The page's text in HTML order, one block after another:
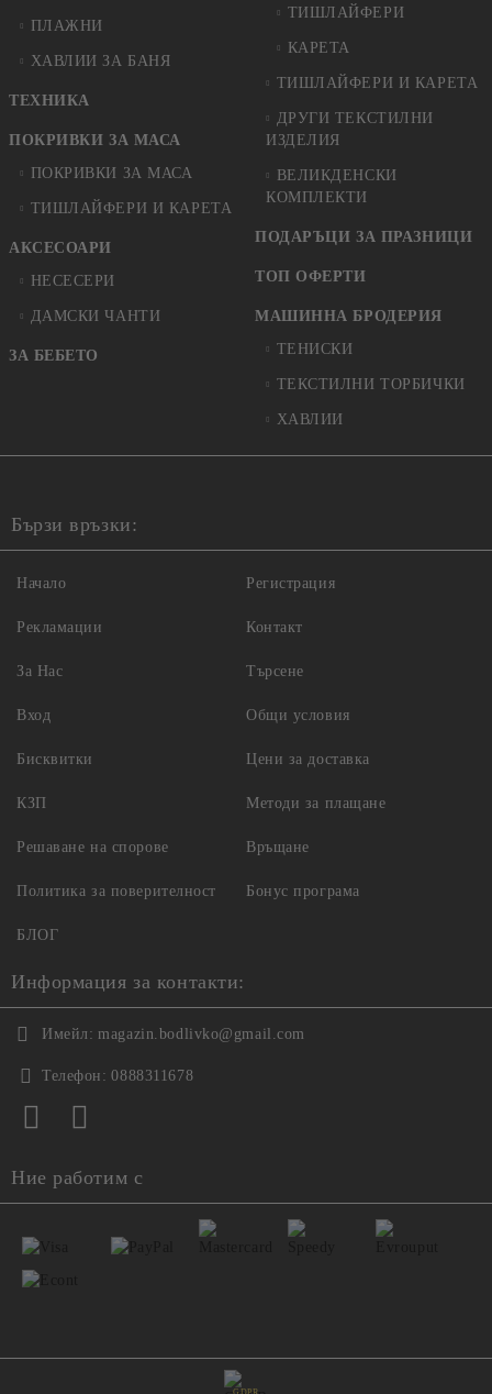
ПЛАЖНИ
ХАВЛИИ ЗА БАНЯ
ТЕХНИКА
ПОКРИВКИ ЗА МАСА
ПОКРИВКИ ЗА МАСА
ТИШЛАЙФЕРИ И КАРЕТА
АКСЕСОАРИ
НЕСЕСЕРИ
ДАМСКИ ЧАНТИ
ЗА БЕБЕТО
ТИШЛАЙФЕРИ
КАРЕТА
ТИШЛАЙФЕРИ И КАРЕТА
ДРУГИ ТЕКСТИЛНИ
ИЗДЕЛИЯ
ВЕЛИКДЕНСКИ
КОМПЛЕКТИ
ПОДАРЪЦИ ЗА ПРАЗНИЦИ
ТОП ОФЕРТИ
МАШИННА БРОДЕРИЯ
ТЕНИСКИ
ТЕКСТИЛНИ ТОРБИЧКИ
ХАВЛИИ
Бързи връзки:
Начало
Рекламации
За Нас
Вход
Регистрация
Контакт
Търсене
Общи условия
Бисквитки
КЗП
Решаване на спорове
Политика за поверителност
Цени за доставка
Методи за плащане
Връщане
Бонус програма
БЛОГ
Информация за контакти:
Имейл: magazin.bodlivko@gmail.com
Телефон: 0888311678
Ние работим с
GDPR